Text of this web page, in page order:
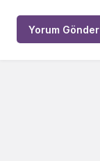
Yorum Gönder